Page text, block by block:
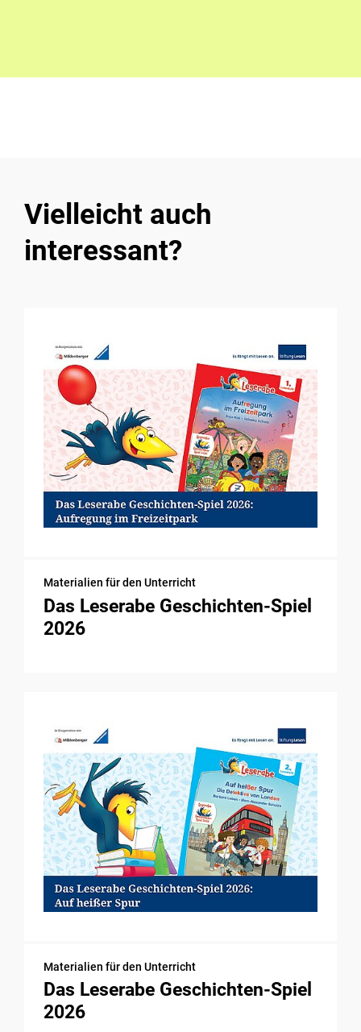
Vielleicht auch
interessant?
Materialien für den Unterricht
Das Leserabe Geschichten-Spiel
2026
Materialien für den Unterricht
Das Leserabe Geschichten-Spiel
2026